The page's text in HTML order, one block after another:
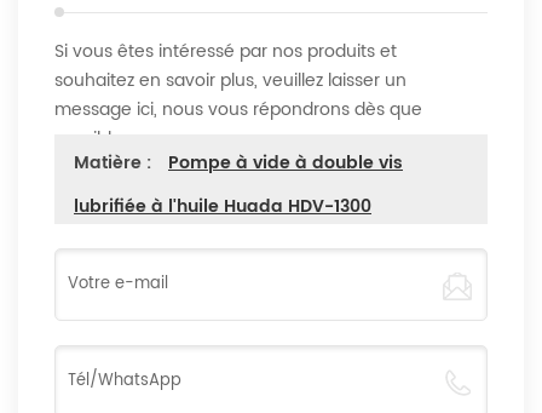
Si vous êtes intéressé par nos produits et
souhaitez en savoir plus, veuillez laisser un
message ici, nous vous répondrons dès que
possible
Matière :
Pompe à vide à double vis
lubrifiée à l'huile Huada HDV-1300